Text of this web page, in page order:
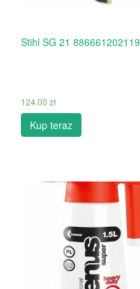
Stihl SG 21 886661202119
124.00 zł
Kup teraz